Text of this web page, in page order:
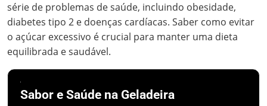
série de problemas de saúde, incluindo obesidade,
diabetes tipo 2 e doenças cardíacas. Saber como evitar
o açúcar excessivo é crucial para manter uma dieta
equilibrada e saudável.
Sabor e Saúde na Geladeira